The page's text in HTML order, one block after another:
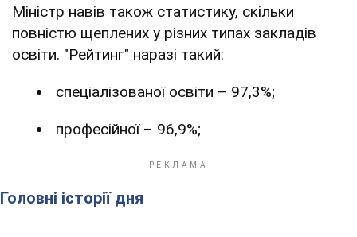
Міністр навів також статистику, скільки
повністю щеплених у різних типах закладів
освіти. "Рейтинг" наразі такий:
спеціалізованої освіти – 97,3%;
професійної – 96,9%;
Головні історії дня